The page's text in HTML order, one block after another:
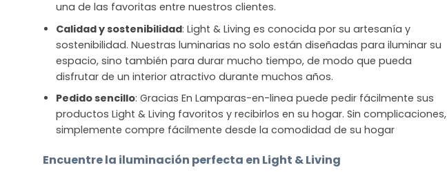
una de las favoritas entre nuestros clientes.
Calidad y sostenibilidad: Light & Living es conocida por su artesanía y
sostenibilidad. Nuestras luminarias no solo están diseñadas para iluminar su
espacio, sino también para durar mucho tiempo, de modo que pueda
disfrutar de un interior atractivo durante muchos años.
Pedido sencillo: Gracias En Lamparas-en-linea puede pedir fácilmente sus
productos Light & Living favoritos y recibirlos en su hogar. Sin complicaciones,
simplemente compre fácilmente desde la comodidad de su hogar
Encuentre la iluminación perfecta en Light & Living